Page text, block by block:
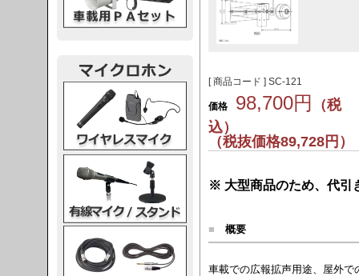
[ 商品コード ] SC-121
価格 98,700円 （税
込）
（税抜価格89,728円）
※ 大型商品のため、代引
■ 概要
車載での広報拡声用途、屋外